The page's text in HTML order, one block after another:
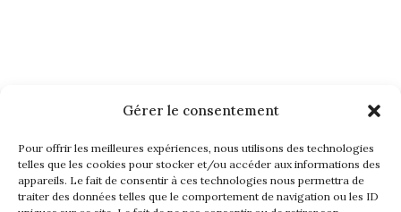
Gérer le consentement
Pour offrir les meilleures expériences, nous utilisons des technologies
telles que les cookies pour stocker et/ou accéder aux informations des
appareils. Le fait de consentir à ces technologies nous permettra de
traiter des données telles que le comportement de navigation ou les ID